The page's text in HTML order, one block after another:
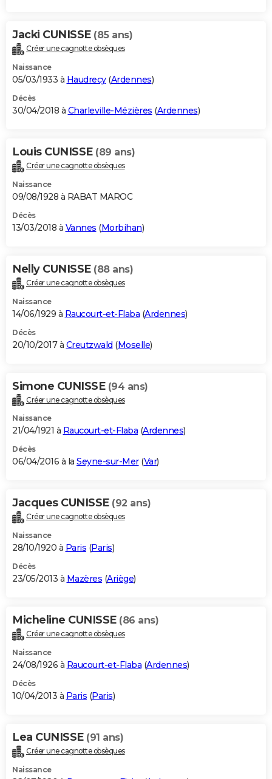
Jacki CUNISSE (85 ans)
Créer une cagnotte obsèques
Naissance
05/03/1933 à Haudrecy(Ardennes)
Décès
30/04/2018 à Charleville-Mézières (Ardennes)
Louis CUNISSE (89 ans)
Créer une cagnotte obsèques
Naissance
09/08/1928 à RABAT MAROC
Décès
13/03/2018 à Vannes (Morbihan)
Nelly CUNISSE (88 ans)
Créer une cagnotte obsèques
Naissance
14/06/1929 à Raucourt-et-Flaba (Ardennes)
Décès
20/10/2017 à Creutzwald (Moselle)
Simone CUNISSE (94 ans)
Créer une cagnotte obsèques
Naissance
21/04/1921 à Raucourt-et-Flaba (Ardennes)
Décès
06/04/2016 à la Seyne-sur-Mer(Var)
Jacques CUNISSE (92 ans)
Créer une cagnotte obsèques
Naissance
28/10/1920 à Paris (Paris)
Décès
23/05/2013 à Mazères (Ariège)
Micheline CUNISSE (86 ans)
Créer une cagnotte obsèques
Naissance
24/08/1926 à Raucourt-et-Flaba (Ardennes)
Décès
10/04/2013 à Paris (Paris)
Lea CUNISSE (91 ans)
Créer une cagnotte obsèques
Naissance